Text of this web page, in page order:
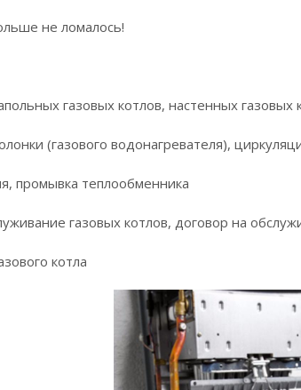
не ломалось!
газовых котлов, настенных газовых
(газового водонагревателя),
промывка теплообменника
газовых котлов, договор на
котла